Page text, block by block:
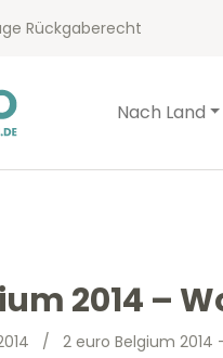
Rückgaberecht
Nach Land
2014 –
/ 2 euro Belgium 2014